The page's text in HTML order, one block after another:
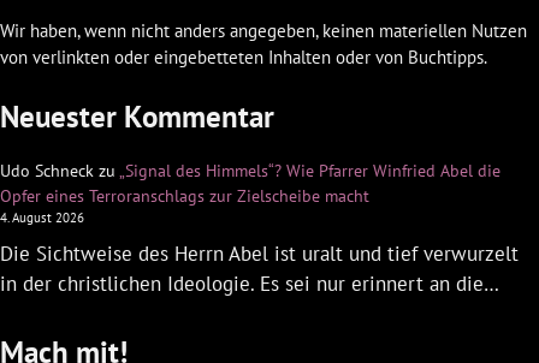
Wir haben, wenn nicht anders angegeben, keinen materiellen Nutzen
von verlinkten oder eingebetteten Inhalten oder von Buchtipps.
Neuester Kommentar
Udo Schneck zu „Signal des Himmels“? Wie Pfarrer Winfried Abel die
Opfer eines Terroranschlags zur Zielscheibe macht
4. August 2026
Die Sichtweise des Herrn Abel ist uralt und tief verwurzelt
in der christlichen Ideologie. Es sei nur erinnert an die…
Mach mit!